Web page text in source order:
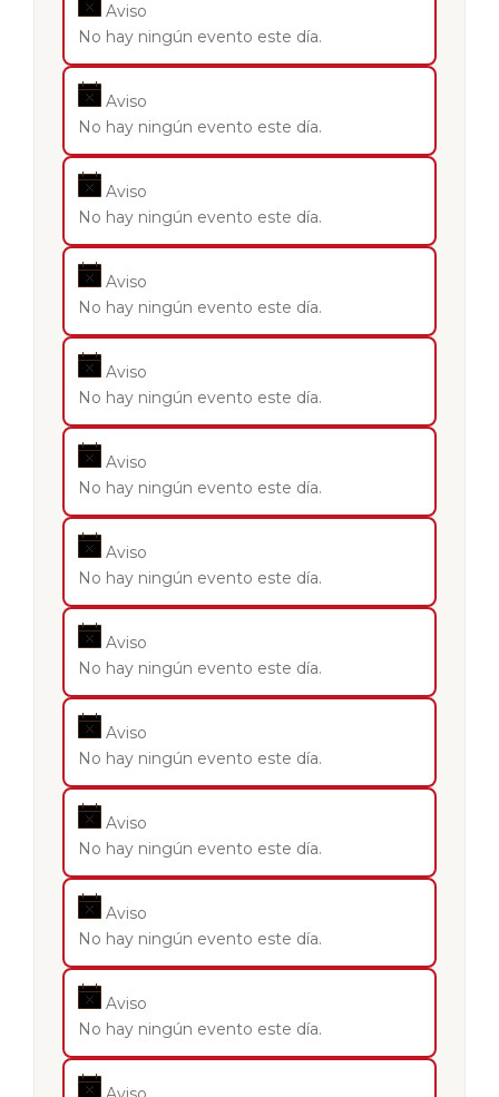
Aviso
No hay ningún evento este día.
Aviso
No hay ningún evento este día.
Aviso
No hay ningún evento este día.
Aviso
No hay ningún evento este día.
Aviso
No hay ningún evento este día.
Aviso
No hay ningún evento este día.
Aviso
No hay ningún evento este día.
Aviso
No hay ningún evento este día.
Aviso
No hay ningún evento este día.
Aviso
No hay ningún evento este día.
Aviso
No hay ningún evento este día.
Aviso
No hay ningún evento este día.